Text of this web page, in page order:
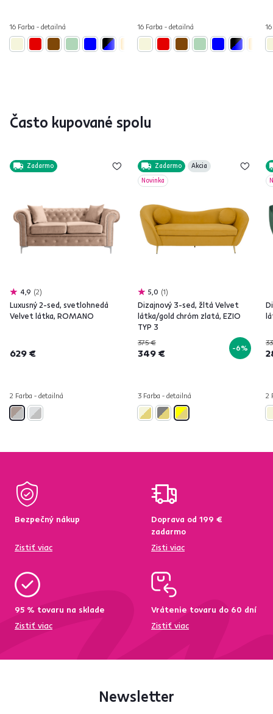
16 Farba - detailná 16 Farba - detailná
Často kupované spolu
Zadarmo
4,9 2
Luxusný 2-sed, svetlohnedá
Velvet látka, ROMANO
629 €
2 Farba - detailná
Zadarmo
Akcia
Novinka
5,0 1
Dizajnový 3-sed, žltá Velvet
látka/gold chróm zlatá, EZIO
TYP 3
375 €
349 € -6%
3 Farba - detailná 2
Bezpečný nákup
Zistiť viac
Doprava od 199 €
zadarmo
Zisti viac
95 % tovaru na sklade
Zistiť viac
Vrátenie tovaru do 60 dní
Zistiť viac
Newsletter